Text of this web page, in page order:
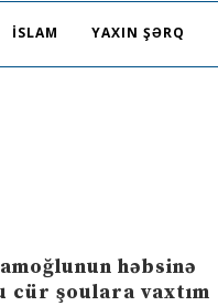
İSLAM YAXIN ŞƏRQ
həbsinə
cür şoulara vaxtım